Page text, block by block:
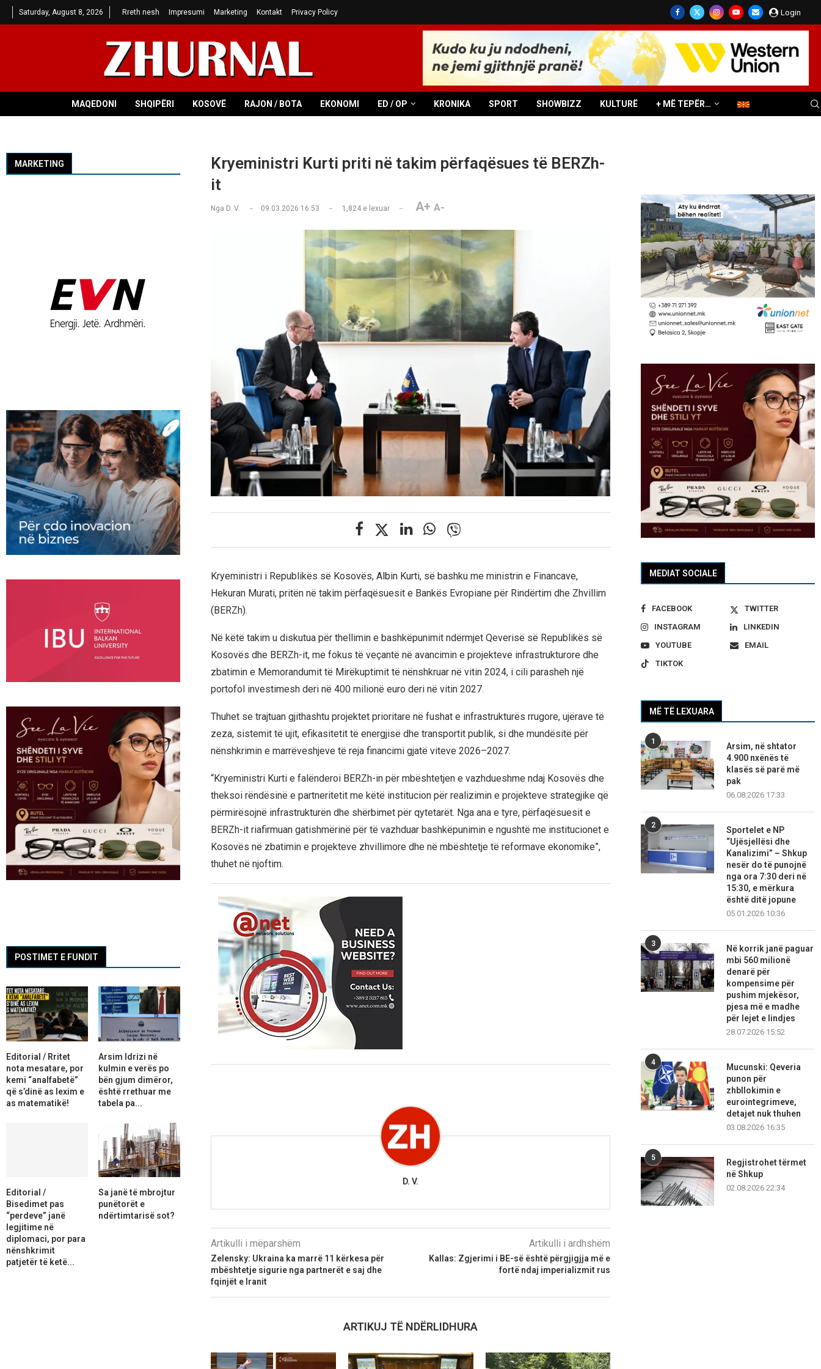
Saturday, August 8, 2026 Rreth nesh Impresumi Marketing Kontakt Privacy Policy Login
MAQEDONI SHQIPËRI KOSOVË RAJON / BOTA EKONOMI ED / OP KRONIKA SPORT SHOWBIZZ KULTURË + MË TEPËR…
Kryeministri Kurti priti në takim përfaqësues të BERZh-
it
Nga D. V. 09.03.2026 16:53 1,824e lexuar A+ A-
Kryeministri i Republikës së Kosovës, Albin Kurti, së bashku me ministrin e Financave,
Hekuran Murati, pritën në takim përfaqësuesit e Bankës Evropiane për Rindërtim dhe Zhvillim
(BERZh).
Në këtë takim u diskutua për thellimin e bashkëpunimit ndërmjet Qeverisë së Republikës së
Kosovës dhe BERZh-it, me fokus të veçantë në avancimin e projekteve infrastrukturore dhe
zbatimin e Memorandumit të Mirëkuptimit të nënshkruar në vitin 2024, i cili parasheh një
portofol investimesh deri në 400 milionë euro deri në vitin 2027.
Thuhet se trajtuan gjithashtu projektet prioritare në fushat e infrastrukturës rrugore, ujërave të
zeza, sistemit të ujit, efikasitetit të energjisë dhe transportit publik, si dhe mundësitë për
nënshkrimin e marrëveshjeve të reja financimi gjatë viteve 2026–2027.
“Kryeministri Kurti e falënderoi BERZh-in për mbështetjen e vazhdueshme ndaj Kosovës dhe
theksoi rëndësinë e partneritetit me këtë institucion për realizimin e projekteve strategjike që
përmirësojnë infrastrukturën dhe shërbimet për qytetarët. Nga ana e tyre, përfaqësuesit e
BERZh-it riafirmuan gatishmërinë për të vazhduar bashkëpunimin e ngushtë me institucionet e
Kosovës në zbatimin e projekteve zhvillimore dhe në mbështetje të reformave ekonomike”,
thuhet në njoftim.
D. V.
Artikulli i mëparshëm
Zelensky: Ukraina ka marrë 11 kërkesa për
mbështetje sigurie nga partnerët e saj dhe
fqinjët e Iranit
Artikulli i ardhshëm
Kallas: Zgjerimi i BE-së është përgjigjja më e
fortë ndaj imperializmit rus
ARTIKUJ TË NDËRLIDHURA
MEDIAT SOCIALE
FACEBOOK
TWITTER
INSTAGRAM
LINKEDIN
YOUTUBE
EMAIL
TIKTOK
MË TË LEXUARA
1
Arsim, në shtator
4.900 nxënës të
klasës së parë më
pak
06.08.2026 17:33
2
Sportelet e NP
“Ujësjellësi dhe
Kanalizimi” – Shkup
nesër do të punojnë
nga ora 7:30 deri në
15:30, e mërkura
është ditë jopune
05.01.2026 10:36
3
Në korrik janë paguar
mbi 560 milionë
denarë për
kompensime për
pushim mjekësor,
pjesa më e madhe
për lejet e lindjes
28.07.2026 15:52
4
Mucunski: Qeveria
punon për
zhbllokimin e
eurointegrimeve,
detajet nuk thuhen
03.08.2026 16:35
5
Regjistrohet tërmet
në Shkup
02.08.2026 22:34
MARKETING
POSTIMET E FUNDIT
Editorial / Rritet
nota mesatare, por
kemi “analfabetë”
që s’dinë as lexim e
as matematikë!
Arsim Idrizi në
kulmin e verës po
bën gjum dimëror,
është rrethuar me
tabela pa...
Editorial /
Bisedimet pas
“perdeve” janë
legjitime në
diplomaci, por para
nënshkrimit
patjetër të ketë...
Sa janë të mbrojtur
punëtorët e
ndërtimtarisë sot?